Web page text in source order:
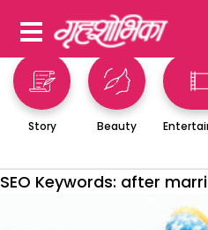
Story Beauty
SEO Keywords: after